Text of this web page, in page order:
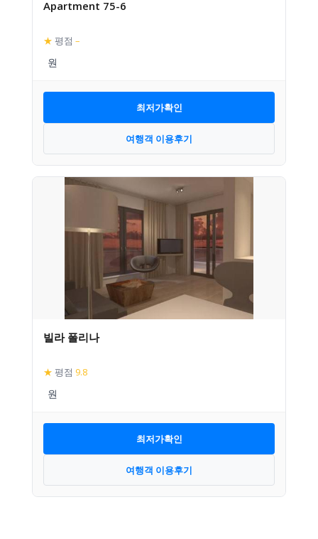
Apartment 75-6
★ 평점 –
최저가확인
여행객 이용후기
빌라 폴리나
★ 평점 9.8
최저가확인
여행객 이용후기